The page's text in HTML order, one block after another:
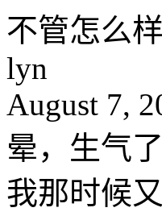
不管怎么
lyn
August 7,
晕，生气了
我那时候